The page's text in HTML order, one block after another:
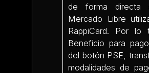
de forma
Mercado Libre
RappiCard. Por lo
Beneficio para
del botón PSE,
modalidades de